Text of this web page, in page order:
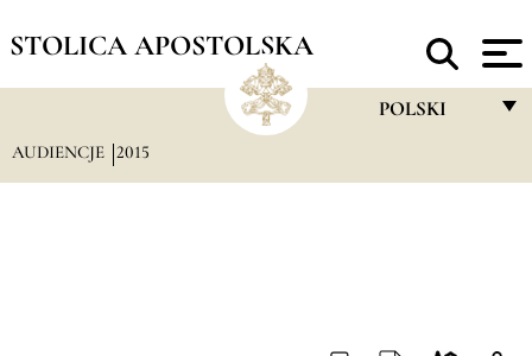
STOLICA APOSTOLSKA
POLSKI
AUDIENCJE 2015